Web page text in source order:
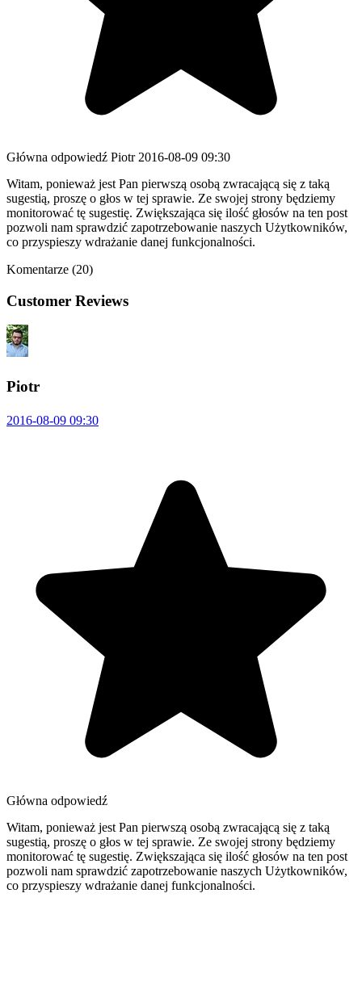
Główna odpowiedź Piotr 2016-08-09 09:30
Witam, ponieważ jest Pan pierwszą osobą zwracającą się z taką
sugestią, proszę o głos w tej sprawie. Ze swojej strony będziemy
monitorować tę sugestię. Zwiększająca się ilość głosów na ten post
pozwoli nam sprawdzić zapotrzebowanie naszych Użytkowników,
co przyspieszy wdrażanie danej funkcjonalności.
Komentarze (20)
Customer Reviews
Piotr
2016-08-09 09:30
Główna odpowiedź
Witam, ponieważ jest Pan pierwszą osobą zwracającą się z taką
sugestią, proszę o głos w tej sprawie. Ze swojej strony będziemy
monitorować tę sugestię. Zwiększająca się ilość głosów na ten post
pozwoli nam sprawdzić zapotrzebowanie naszych Użytkowników,
co przyspieszy wdrażanie danej funkcjonalności.